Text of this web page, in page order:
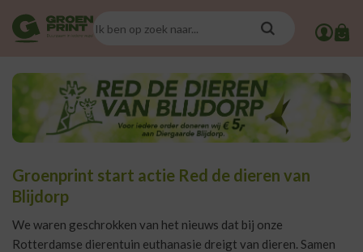
Groenprint start actie Red de dieren van
Blijdorp
We waren geschrokken van het nieuws dat bij onze
Rotterdamse dierentuin euthanasie dreigt van dieren. Samen